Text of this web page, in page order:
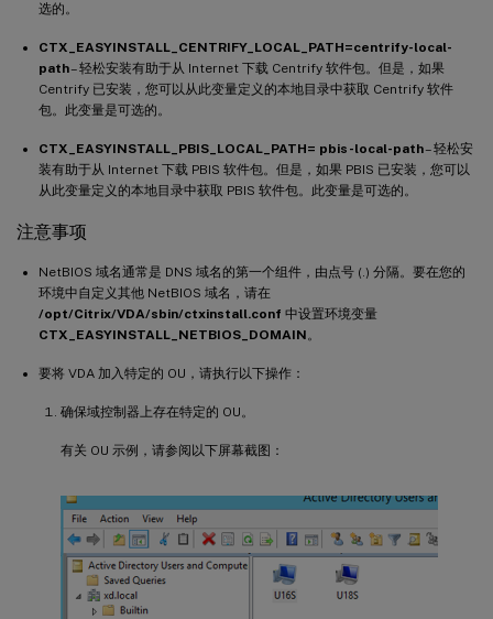
选的。
CTX_EASYINSTALL_CENTRIFY_LOCAL_PATH=centrify-local-
path– 轻松安装有助于从 Internet 下载 Centrify 软件包。但是，如果
Centrify 已安装，您可以从此变量定义的本地目录中获取 Centrify 软件
包。此变量是可选的。
CTX_EASYINSTALL_PBIS_LOCAL_PATH= pbis-local-path– 轻松安
装有助于从 Internet 下载 PBIS 软件包。但是，如果 PBIS 已安装，您可以
从此变量定义的本地目录中获取 PBIS 软件包。此变量是可选的。
注意事项
NetBIOS 域名通常是 DNS 域名的第一个组件，由点号 (.) 分隔。要在您的
环境中自定义其他 NetBIOS 域名，请在
/opt/Citrix/VDA/sbin/ctxinstall.conf 中设置环境变量
CTX_EASYINSTALL_NETBIOS_DOMAIN。
要将 VDA 加入特定的 OU，请执行以下操作：
确保域控制器上存在特定的 OU。
有关 OU 示例，请参阅以下屏幕截图：